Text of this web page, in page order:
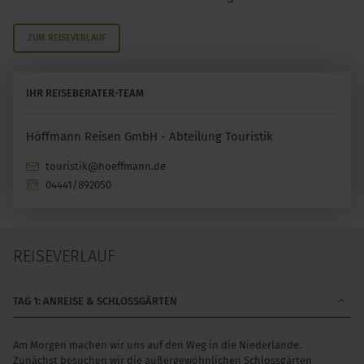
ZUM REISEVERLAUF
IHR REISEBERATER-TEAM
Höffmann Reisen GmbH - Abteilung Touristik
touristik@hoeffmann.de
04441/892050
REISEVERLAUF
TAG 1: ANREISE & SCHLOSSGÄRTEN
Am Morgen machen wir uns auf den Weg in die Niederlande.
Zunächst besuchen wir die außergewöhnlichen Schlossgärten